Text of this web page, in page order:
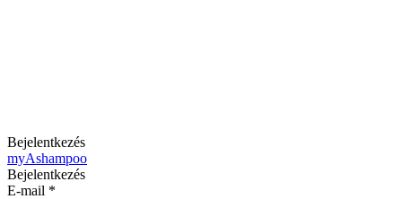
Bejelentkezés
myAshampoo
Bejelentkezés
E-mail *